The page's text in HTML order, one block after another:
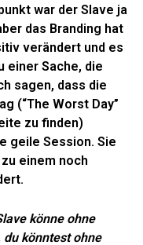
war der Slave ja
das Branding hat
verändert und es
einer Sache, die
sagen, dass die
(“The Worst Day”
zu finden)
geile Session. Sie
einem noch
könne ohne
könntest ohne